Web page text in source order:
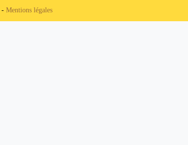
- Mentions légales